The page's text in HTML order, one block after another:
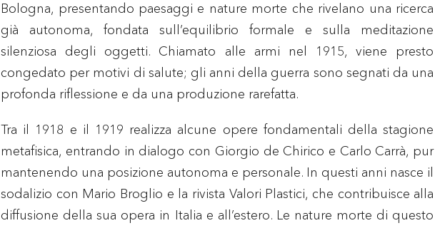
Bologna, presentando paesaggi e nature morte che rivelano una ricerca
già autonoma, fondata sull’equilibrio formale e sulla meditazione
silenziosa degli oggetti. Chiamato alle armi nel 1915, viene presto
congedato per motivi di salute; gli anni della guerra sono segnati da una
profonda riflessione e da una produzione rarefatta.
Tra il 1918 e il 1919 realizza alcune opere fondamentali della stagione
metafisica, entrando in dialogo con Giorgio de Chirico e Carlo Carrà, pur
mantenendo una posizione autonoma e personale. In questi anni nasce il
sodalizio con Mario Broglio e la rivista Valori Plastici, che contribuisce alla
diffusione della sua opera in Italia e all’estero. Le nature morte di questo